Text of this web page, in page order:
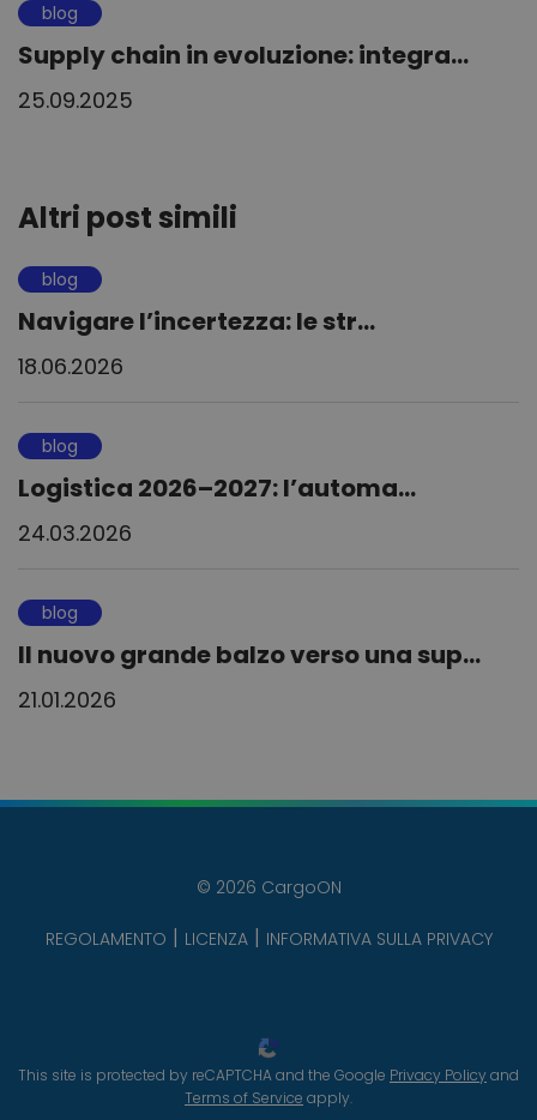
blog
Supply chain in evoluzione: integra...
25.09.2025
Altri post simili
blog
Navigare l’incertezza: le str...
18.06.2026
blog
Logistica 2026–2027: l’automa...
24.03.2026
blog
Il nuovo grande balzo verso una sup...
21.01.2026
© 2026 CargoON
REGOLAMENTO LICENZA INFORMATIVA SULLA PRIVACY
This site is protected by reCAPTCHA and the Google Privacy Policy and
Terms of Service apply.